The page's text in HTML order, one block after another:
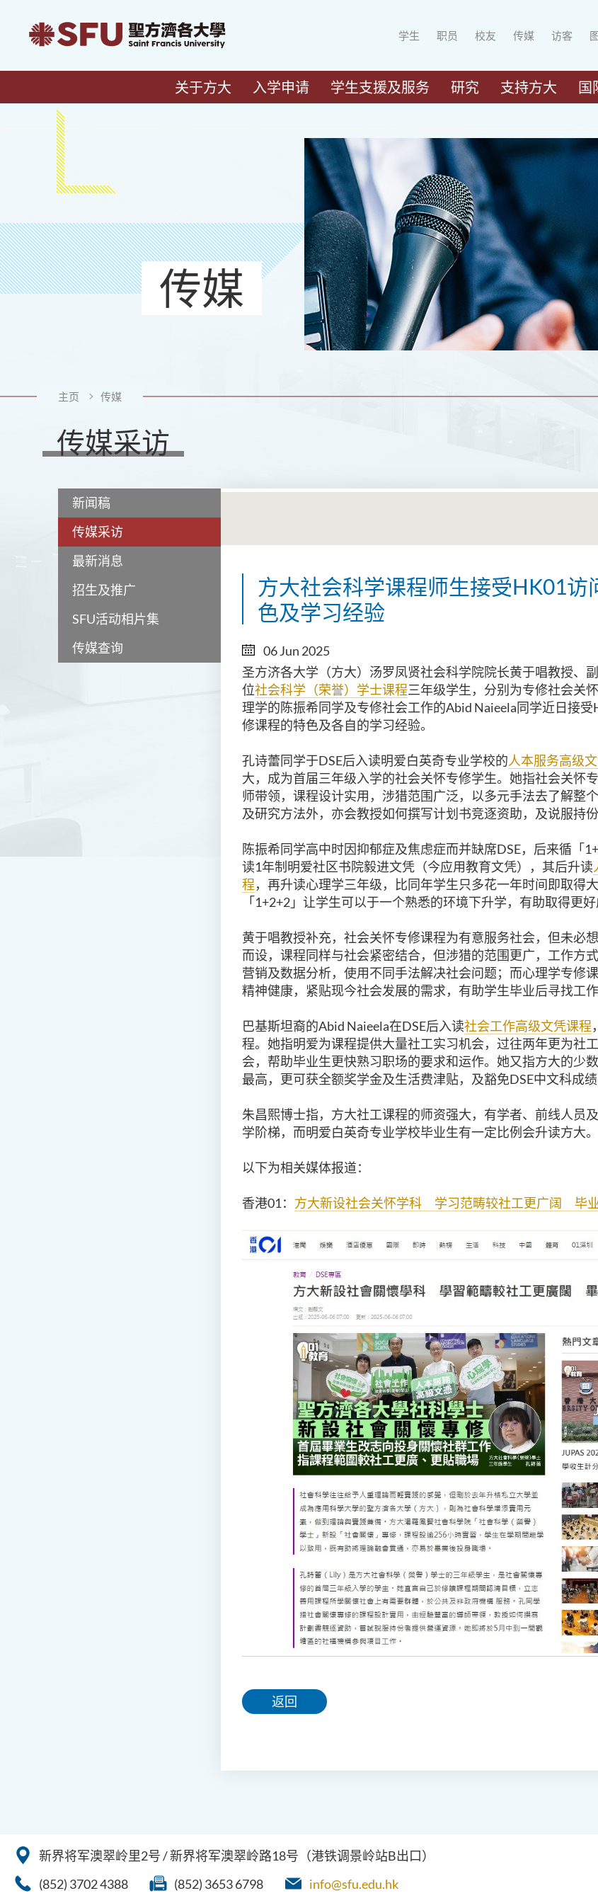
学生 职员 校友 传媒 访客
关于方大 入学申请 学生支援及服务 研究 支持方大 国
传媒
主页 传媒
传媒采访
新闻稿
传媒采访
最新消息
招生及推广
SFU活动相片集
传媒查询
方大社会科学课程师生接受HK01访
色及学习经验
06 Jun 2025
圣方济各大学（方大）汤罗凤贤社会科学院院长黄于唱教授、
位社会科学（荣誉）学士课程三年级学生，分别为专修社会关
理学的陈振希同学及专修社会工作的Abid Naieela同学近日接受
修课程的特色及各自的学习经验。
孔诗蕾同学于DSE后入读明爱白英奇专业学校的人本服务高级
大，成为首届三年级入学的社会关怀专修学生。她指社会关怀
师带领，课程设计实用，涉猎范围广泛，以多元手法去了解整
及研究方法外，亦会教授如何撰写计划书竞逐资助，及说服持份
陈振希同学高中时因抑郁症及焦虑症而并缺席DSE，后来循「
读1年制明爱社区书院毅进文凭（今应用教育文凭），其后升读
程，再升读心理学三年级，比同年学生只多花一年时间即取得
「1+2+2 」让学生可以于一个熟悉的环境下升学，有助取得更好
黄于唱教授补充，社会关怀专修课程为有意服务社会，但未必
而设，课程同样与社会紧密结合，但涉猎的范围更广，工作方
营销及数据分析，使用不同手法解决社会问题； 而心理学专修
精神健康，紧贴现今社会发展的需求，有助学生毕业后寻找工作
巴基斯坦裔的Abid Naieela在DSE后入读社会工作高级文凭课程
程。她指明爱为课程提供大量社工实习机会，过往两年更为社
会，帮助毕业生更快熟习职场的要求和运作。她又指方大的少
最高，更可获全额奖学金及生活费津贴，及豁免DSE中文科成绩
朱昌熙博士指，方大社工课程的师资强大，有学者、前线人员
学阶梯，而明爱白英奇专业学校毕业生有一定比例会升读方大。
以下为相关媒体报道：
香港01： 方大新设社会关怀学科 学习范畴较社工更广阔 毕
返回
新界将军澳翠岭里2号 / 新界将军澳翠岭路18号（港铁调景岭站B出口）
(852) 3702 4388
(852) 3653 6798 info@sfu.edu.hk